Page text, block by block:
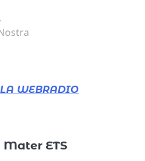
WEBRADIO
Mater ETS